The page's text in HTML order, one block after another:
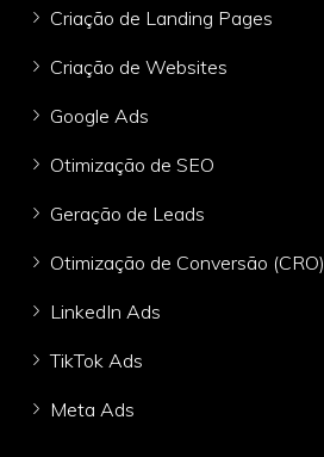
Criação de Landing Pages
Criação de Websites
Google Ads
Otimização de SEO
Geração de Leads
Otimização de Conversão (CRO)
LinkedIn Ads
TikTok Ads
Meta Ads